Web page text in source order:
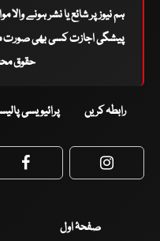
ہم نیوز پر شائع یا نشر ہونے
پیشگی اجازت کسی بھی صورت
حقوق
رابطہ کریں پرائیویسی
Facebook
صفحۂ اول